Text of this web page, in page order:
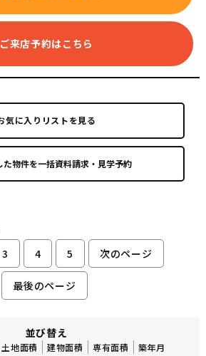
ご来店予約はこちら
気に入りリストを見る
3 4 5 次のページ
最後のページ
並び替え
土地面積 建物面積 専有面積 築年月